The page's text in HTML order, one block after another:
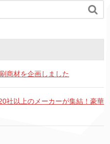

商材を企画しました
社以上のメーカーが集結！豪華